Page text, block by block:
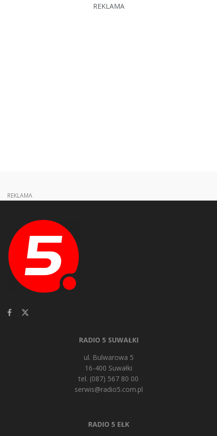
REKLAMA
REKLAMA
RADIO 5 SUWAŁKI
ul. Bulwarowa 5
16-400 Suwałki
tel. (087) 567 80 00
serwis@radio5.com.pl
RADIO 5 EŁK